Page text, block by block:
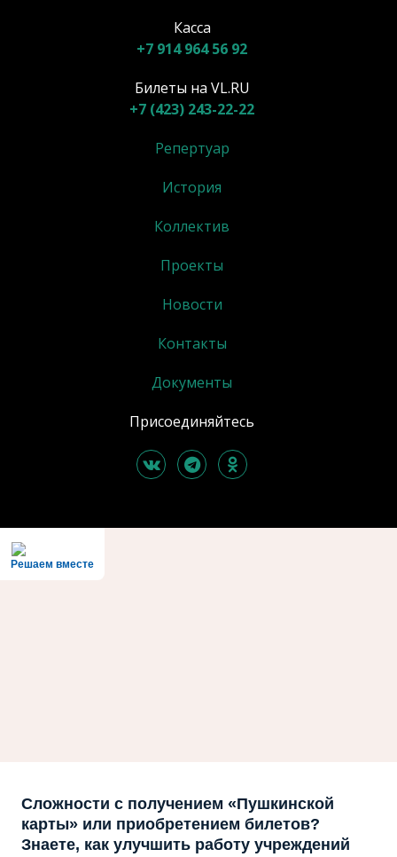
Касса
+7 914 964 56 92
Билеты на VL.RU
+7 (423) 243-22-22
Репертуар
История
Коллектив
Проекты
Новости
Контакты
Документы
Присоединяйтесь
Решаем вместе
Сложности с получением «Пушкинской
карты» или приобретением билетов?
Знаете, как улучшить работу учреждений